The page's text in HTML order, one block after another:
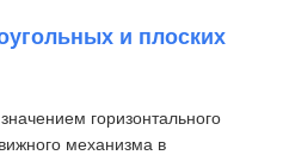
и плоских
горизонтального
механизма в